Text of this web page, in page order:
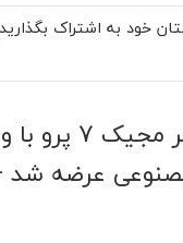
خود به اشتراک
مدل جهانی آنر
عرضه